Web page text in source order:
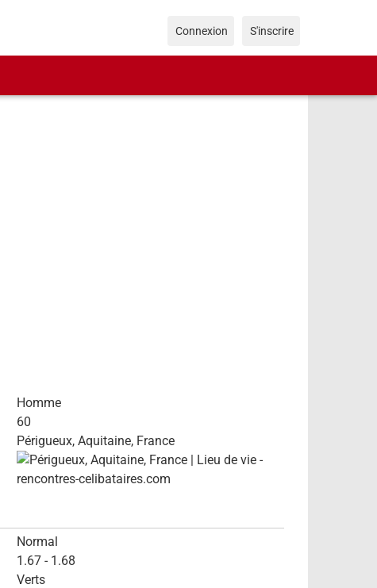
Connexion S'inscrire
Homme
60
Périgueux, Aquitaine, France
Normal
1.67 - 1.68
Verts